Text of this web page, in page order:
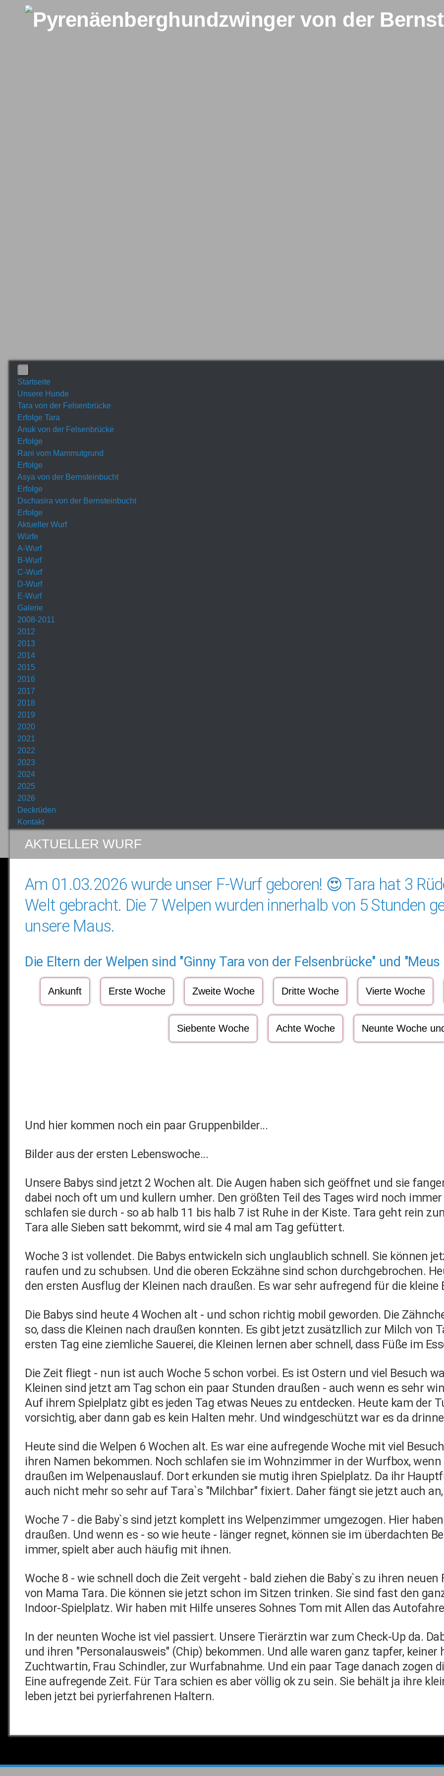
Zum Inhalt springen
Startseite
Unsere Hunde
Tara von der Felsenbrücke
Erfolge Tara
Anuk von der Felsenbrücke
Erfolge
Rani vom Mammutgrund
Erfolge
Asya von der Bernsteinbucht
Erfolge
Dschasira von der Bernsteinbucht
Erfolge
Aktueller Wurf
Würfe
A-Wurf
B-Wurf
C-Wurf
D-Wurf
E-Wurf
Galerie
2008-2011
2012
2013
2014
2015
2016
2017
2018
2019
2020
2021
2022
2023
2024
2025
2026
Deckrüden
Kontakt
AKTUELLER WURF
Am 01.03.2026 wurde unser F-Wurf geboren! 😍 Tara hat 3
Welt gebracht. Die 7 Welpen wurden innerhalb von 5 Stunden
unsere Maus.
Die Eltern der Welpen sind "Ginny Tara von der Felsenbrücke" und
Ankunft Erste Woche Zweite Woche Dritte Woche Vierte Woche
Siebente Woche Achte Woche Neunte Woche
Und hier kommen noch ein paar Gruppenbilder...
Bilder aus der ersten Lebenswoche...
Unsere Babys sind jetzt 2 Wochen alt. Die Augen haben sich geöffnet und sie
dabei noch oft um und kullern umher. Den größten Teil des Tages wird noch
schlafen sie durch - so ab halb 11 bis halb 7 ist Ruhe in der Kiste. Tara geht rein
Tara alle Sieben satt bekommt, wird sie 4 mal am Tag gefüttert.
Woche 3 ist vollendet. Die Babys entwickeln sich unglaublich schnell. Sie können
raufen und zu schubsen. Und die oberen Eckzähne sind schon durchgebrochen.
den ersten Ausflug der Kleinen nach draußen. Es war sehr aufregend für die kleine
Die Babys sind heute 4 Wochen alt - und schon richtig mobil geworden. Die
so, dass die Kleinen nach draußen konnten. Es gibt jetzt zusätzllich zur Milch von
ersten Tag eine ziemliche Sauerei, die Kleinen lernen aber schnell, dass Füße im
Die Zeit fliegt - nun ist auch Woche 5 schon vorbei. Es ist Ostern und viel Besuch
Kleinen sind jetzt am Tag schon ein paar Stunden draußen - auch wenn es sehr
Auf ihrem Spielplatz gibt es jeden Tag etwas Neues zu entdecken. Heute kam der
vorsichtig, aber dann gab es kein Halten mehr. Und windgeschützt war es da
Heute sind die Welpen 6 Wochen alt. Es war eine aufregende Woche mit viel
ihren Namen bekommen. Noch schlafen sie im Wohnzimmer in der Wurfbox,
draußen im Welpenauslauf. Dort erkunden sie mutig ihren Spielplatz. Da ihr
auch nicht mehr so sehr auf Tara`s "Milchbar" fixiert. Daher fängt sie jetzt auch
Woche 7 - die Baby`s sind jetzt komplett ins Welpenzimmer umgezogen. Hier
draußen. Und wenn es - so wie heute - länger regnet, können sie im überdachten
immer, spielt aber auch häufig mit ihnen.
Woche 8 - wie schnell doch die Zeit vergeht - bald ziehen die Baby`s zu ihren
von Mama Tara. Die können sie jetzt schon im Sitzen trinken. Sie sind fast den
Indoor-Spielplatz. Wir haben mit Hilfe unseres Sohnes Tom mit Allen das
In der neunten Woche ist viel passiert. Unsere Tierärztin war zum Check-Up da.
und ihren "Personalausweis" (Chip) bekommen. Und alle waren ganz tapfer,
Zuchtwartin, Frau Schindler, zur Wurfabnahme. Und ein paar Tage danach zogen
Eine aufregende Zeit. Für Tara schien es aber völlig ok zu sein. Sie behält ja ihre
leben jetzt bei pyrierfahrenen Haltern.